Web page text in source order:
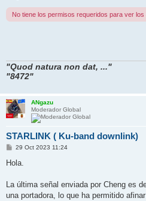
No tiene los permisos requeridos para ver
"Quod natura non dat, ..."
"8472"
ANgazu
Moderador Global
STARLINK ( Ku-band downlink)
M
n
j
29 Oct 2023 11:24
Hola.
La última señal enviada por Cheng es
una portadora, lo que ha permitido